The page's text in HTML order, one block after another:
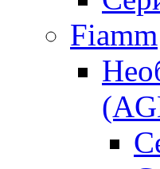
Fiamm